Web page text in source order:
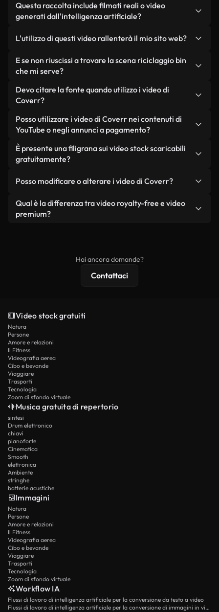
Questa raccolta include filmati reali o video
generati dall'intelligenza artificiale?
da filmati reali, girati da persone, relativi a
riciclaggio bin, e da video generati
dall'intelligenza artificiale. Ogni video è
stai utilizzando.
L'utilizzo di questi video rallenterà il mio sito web?
Non se scegli le nostre versioni ottimizzate.
Offriamo formati leggeri e pronti per il web,
mantengono alta la qualità, riducono al minimo i
tempi di caricamento e migliorano parametri
come LCP.
E se non riuscissi a trovare la scena riciclaggio bin
che mi serve?
Puoi crearne uno all'istante utilizzando Coverr AI
Studio. Ti basta descrivere la scena, ad esempio
in pochi secondi un video personalizzato in
conformità con i nostri standard di licenza.
Devo citare la fonte quando utilizzo i video di
Coverr?
Non è richiesto alcun riconoscimento dell'autore.
Tutti i video presenti nella nostra libreria sono
senza citare il creatore, sebbene sia sempre
gradito.
Posso utilizzare i video di Coverr nei contenuti di
YouTube o negli annunci a pagamento?
Sì. Tutti i filmati di Coverr possono essere utilizzati
in video monetizzati su YouTube, promozioni sui
condizione che non si rivendano o ridistribuiscano
È presente una filigrana sui video stock scaricabili
gratuitamente?
reali o generati dall'intelligenza artificiale, include
filigrane. Avrai a disposizione filmati puliti e pronti
all'uso.
Posso modificare o alterare i video di Coverr?
Sì. Siete liberi di tagliare, ritagliare o remixare i
nostri video. Assicuratevi solo che il prodotto
Qual è la differenza tra video royalty-free e video
premium?
Hai ancora domande?
Contattaci
Video stock gratuiti
Natura
Persone
Amore e relazioni
Il Fitness
Videografia aerea
Cibo e bevande
Viaggiare
Trasporti
Tecnologia
Zoom di sfondo virtuale
Musica gratuita di repertorio
sintesi
Drum elettronico
chiavi
pianoforte
Cinematica
Smooth
elettronica
Ambiente
stringhe
batterie acustiche
Immagini
Natura
Persone
Amore e relazioni
Il Fitness
Videografia aerea
Cibo e bevande
Viaggiare
Trasporti
Tecnologia
Zoom di sfondo virtuale
Workflow IA
Flussi di lavoro di intelligenza artificiale per la conversione da testo a video
Flussi di lavoro di intelligenza artificiale per la conversione di immagini in video